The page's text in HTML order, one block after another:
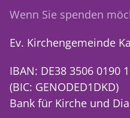
Wenn Sie spenden
Ev. Kirchengemeinde
IBAN: DE38 3506 0190
(BIC: GENODED1DKD)
Bank für Kirche und